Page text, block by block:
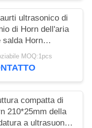
ultrasonico di
di Horn dell'aria
salda Horn
ultrasonico
MOQ:1pcs
compatta di
210*25mm della
a ultrasuoni